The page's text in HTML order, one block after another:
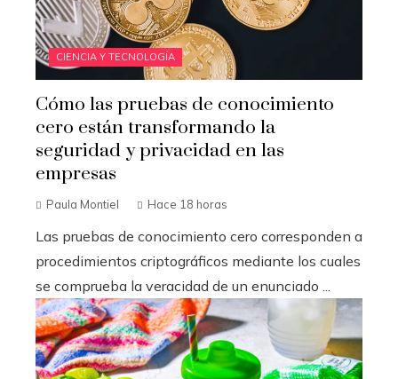
CIENCIA Y TECNOLOGÍA
Cómo las pruebas de conocimiento
cero están transformando la
seguridad y privacidad en las
empresas
Paula Montiel Hace 18 horas
Las pruebas de conocimiento cero corresponden a
procedimientos criptográficos mediante los cuales
se comprueba la veracidad de un enunciado ...